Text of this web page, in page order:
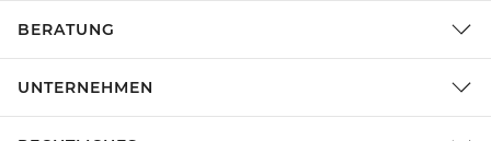
BERATUNG
UNTERNEHMEN